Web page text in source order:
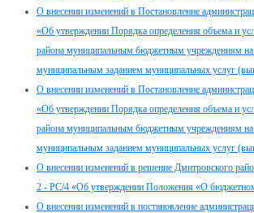
О внесении изменений в Постановление
«Об утверждении Порядка определения объема и
района муниципальным бюджетным учреждениям на
муниципальным заданием муниципальных услуг
О внесении изменений в Постановление
«Об утверждении Порядка определения объема и
района муниципальным бюджетным учреждениям на
муниципальным заданием муниципальных услуг
О внесении изменений в решение Дмитровского
2 - РС/4 «Об утверждении Положения «О
О внесении изменений в постановление